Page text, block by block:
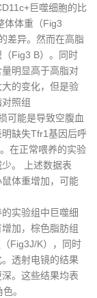
巨噬细胞的比
体体重（Fig3
差异。然而在高脂
Fig3 B）。同时
明显高于高脂对
的变化，但是验
照组
可能是导致空腹血
缺失Tfr1基因后呼
在正常喂养的实验
。 上述数据表
体重增加，可能
实验组中巨噬细
加，棕色脂肪组
Fig3J/K），同时
透射电镜的结果
。这些结果均表
。